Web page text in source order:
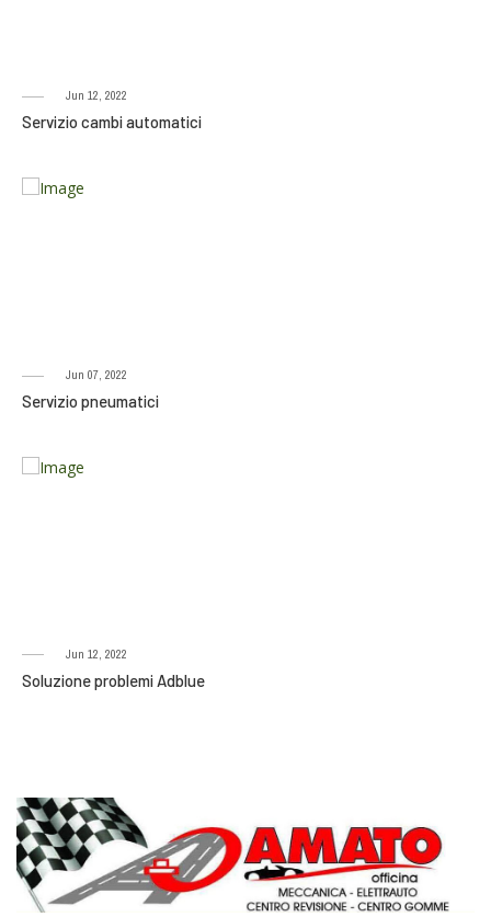
Jun 12, 2022
Servizio cambi automatici
Jun 07, 2022
Servizio pneumatici
Jun 12, 2022
Soluzione problemi Adblue